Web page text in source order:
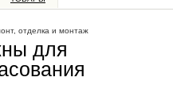
отделка и монтаж
для